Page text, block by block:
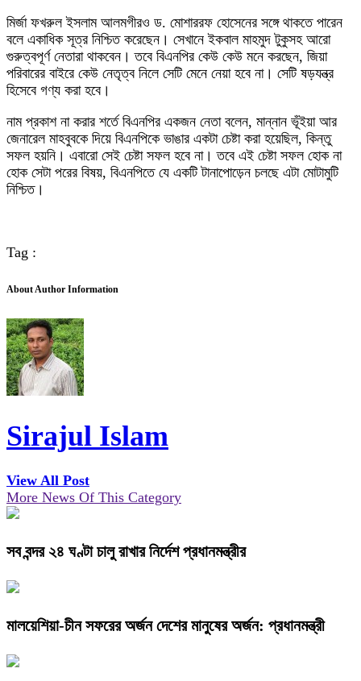
মির্জা ফখরুল ইসলাম আলমগীরও ড. মোশাররফ হোসেনের সঙ্গে থাকতে পারেন
বলে একাধিক সূত্র নিশ্চিত করেছেন। সেখানে ইকবাল মাহমুদ টুকুসহ আরো
গুরুত্বপূর্ণ নেতারা থাকবেন। তবে বিএনপির কেউ কেউ মনে করছেন, জিয়া
পরিবারের বাইরে কেউ নেতৃত্ব নিলে সেটি মেনে নেয়া হবে না। সেটি ষড়যন্ত্র
হিসেবে গণ্য করা হবে।
নাম প্রকাশ না করার শর্তে বিএনপির একজন নেতা বলেন, মান্নান ভূঁইয়া আর
জেনারেল মাহবুবকে দিয়ে বিএনপিকে ভাঙার একটা চেষ্টা করা হয়েছিল, কিন্তু
সফল হয়নি। এবারো সেই চেষ্টা সফল হবে না। তবে এই চেষ্টা সফল হোক না
হোক সেটা পরের বিষয়, বিএনপিতে যে একটি টানাপোড়েন চলছে এটা মোটামুটি
নিশ্চিত।
Tag :
About Author Information
Sirajul Islam
View All Post
More News Of This Category
সব বন্দর ২৪ ঘণ্টা চালু রাখার নির্দেশ প্রধানমন্ত্রীর
মালয়েশিয়া-চীন সফরের অর্জন দেশের মানুষের অর্জন: প্রধানমন্ত্রী